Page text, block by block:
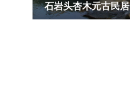
石岩头杏木元古民居